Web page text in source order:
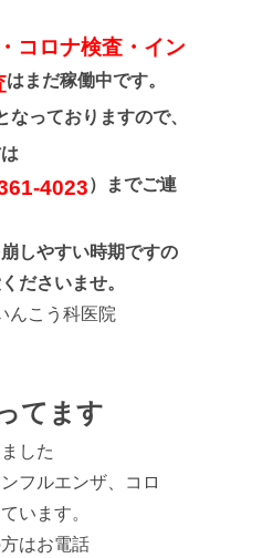
コロナ検査・イン
はまだ稼働中です。
なっておりますので、
4023）までご連
しやすい時期ですの
ださいませ。
んこう科医院
てます
した
フルエンザ、コロ
います。
方はお電話